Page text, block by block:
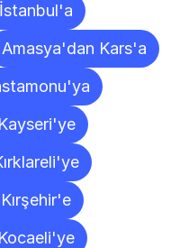
Amasya'dan Kars'a